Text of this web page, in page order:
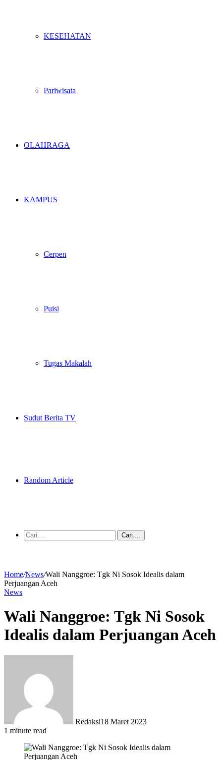
KESEHATAN
Pariwisata
OLAHRAGA
KAMPUS
Cerpen
Puisi
Tugas Makalah
Sudut Berita TV
Random Article
Cari....
Home/News/Wali Nanggroe: Tgk Ni Sosok Idealis dalam
Perjuangan Aceh
News
Wali Nanggroe: Tgk Ni Sosok
Idealis dalam Perjuangan Aceh
Redaksi18 Maret 2023
1 minute read